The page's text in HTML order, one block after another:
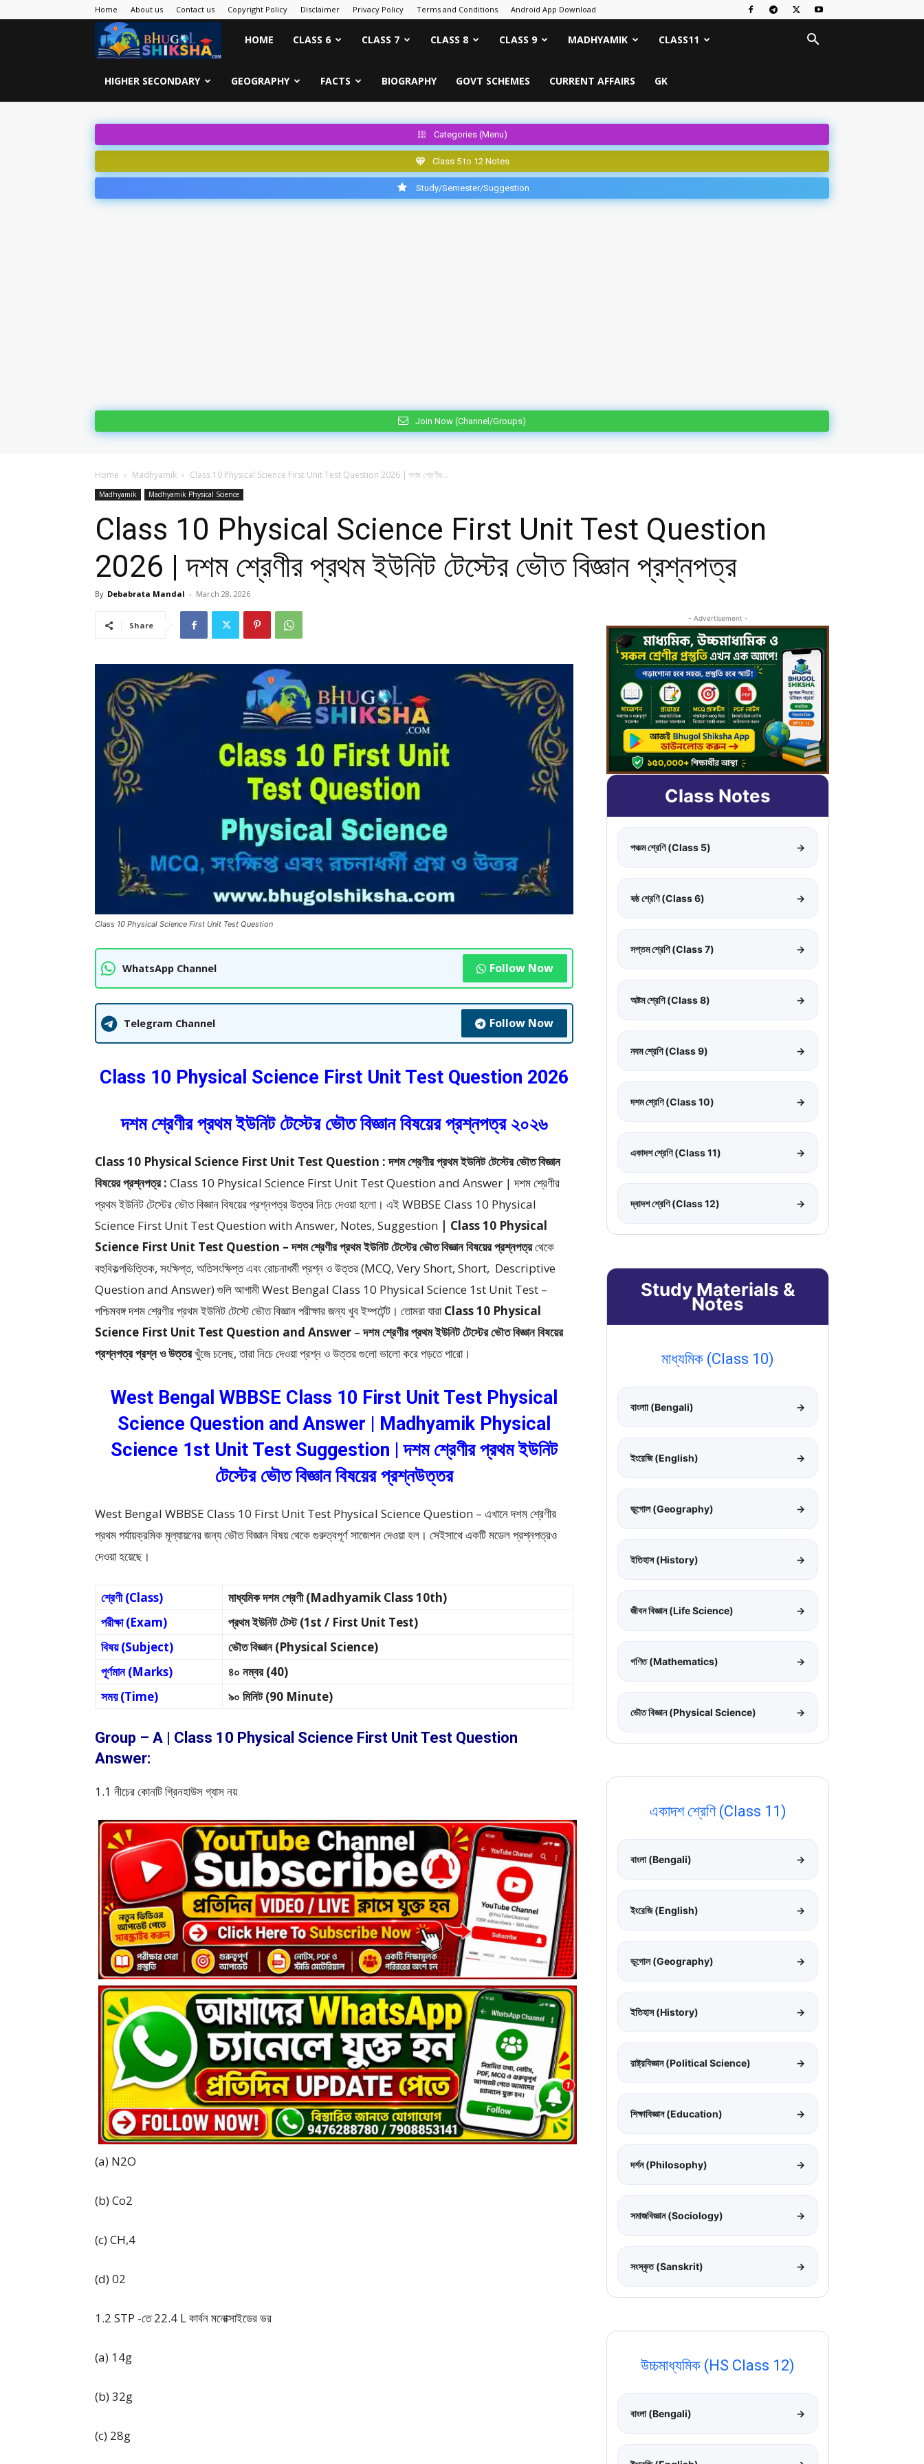
Home About us Contact us Copyright Policy Disclaimer Privacy Policy Terms and Conditions Android App Download
Bhugol
Shiksha
HOME CLASS 6 CLASS 7 CLASS 8 CLASS 9 MADHYAMIK CLASS11
HIGHER SECONDARY GEOGRAPHY FACTS BIOGRAPHY GOVT SCHEMES CURRENT AFFAIRS GK
Categories (Menu)
Class 5 to 12 Notes
Study/Semester/Suggestion
Join Now (Channel/Groups)
Home Madhyamik Class 10 Physical Science First Unit Test Question 2026 | দশম শ্রেণীর...
Madhyamik Madhyamik Physical Science
Class 10 Physical Science First Unit Test Question
2026 | দশম শ্রেণীর প্রথম ইউনিট টেস্টের ভৌত বিজ্ঞান প্রশ্নপত্র
By Debabrata Mandal - March 28, 2026
Share
Class 10 Physical Science First Unit Test Question
WhatsApp Channel Follow Now
Telegram Channel Follow Now
Class 10 Physical Science First Unit Test Question 2026
দশম শ্রেণীর প্রথম ইউনিট টেস্টের ভৌত বিজ্ঞান বিষয়ের প্রশ্নপত্র ২০২৬
Class 10 Physical Science First Unit Test Question : দশম শ্রেণীর প্রথম ইউনিট টেস্টের ভৌত বিজ্ঞান
বিষয়ের প্রশ্নপত্র : Class 10 Physical Science First Unit Test Question and Answer | দশম শ্রেণীর
প্রথম ইউনিট টেস্টের ভৌত বিজ্ঞান বিষয়ের প্রশ্নপত্র উত্তরনিচে দেওয়া হলো। এই WBBSE Class 10 Physical
Science First Unit Test Question with Answer, Notes, Suggestion | Class 10 Physical
Science First Unit Test Question – দশম শ্রেণীর প্রথম ইউনিট টেস্টের ভৌত বিজ্ঞান বিষয়ের প্রশ্নপত্রথেকে
বহুবিকল্পভিত্তিক, সংক্ষিপ্ত, অতিসংক্ষিপ্ত এবং রোচনাধর্মী প্রশ্ন ও উত্তর (MCQ, Very Short, Short, Descriptive
Question and Answer)গুলি আগামী West Bengal Class 10 Physical Science 1st Unit Test –
পশ্চিমবঙ্গ দশম শ্রেণীর প্রথম ইউনিট টেস্টে ভৌত বিজ্ঞান পরীক্ষার জন্য খুব ইম্পর্টেন্ট। তোমরা যারাClass 10 Physical
Science First Unit Test Question and Answer –দশম শ্রেণীর প্রথম ইউনিট টেস্টের ভৌত বিজ্ঞান বিষয়ের
প্রশ্নপত্র প্রশ্ন ও উত্তরখুঁজে চলেছ, তারা নিচে দেওয়া প্রশ্ন ও উত্তর গুলো ভালো করে পড়তে পারো।
West Bengal WBBSE Class 10 First Unit Test Physical
Science Question and Answer | Madhyamik Physical
Science 1st Unit Test Suggestion | দশম শ্রেণীর প্রথম ইউনিট
টেস্টের ভৌত বিজ্ঞান বিষয়ের প্রশ্নউত্তর
West Bengal WBBSE Class 10 First Unit Test Physical Science Question – এখানে দশম শ্রেণীর
প্রথম পর্যায়ক্রমিক মূল্যায়নের জন্য ভৌত বিজ্ঞান বিষয় থেকে গুরুত্বপূর্ণ সাজেশন দেওয়া হল। সেইসাথে একটি মডেল প্রশ্নপত্রও
দেওয়া হয়েছে।
শ্রেণী (Class)
মাধ্যমিক দশম শ্রেণী (Madhyamik Class 10th)
পরীক্ষা (Exam)
প্রথম ইউনিট টেস্ট (1st / First Unit Test)
বিষয় (Subject)
ভৌত বিজ্ঞান (Physical Science)
পূর্ণমান (Marks)
৪০ নম্বর (40)
সময় (Time)
৯০ মিনিট (90 Minute)
Group – A | Class 10 Physical Science First Unit Test Question
Answer:
1.1 নীচের কোনটি গ্রিনহাউস গ্যাস নয়
(a) N2O
(b) Co2
(c) CH,4
(d) 02
1.2 STP -তে 22.4 L কার্বন মনােক্সাইডের ভর
(a) 14g
(b) 32g
(c) 28g
- Advertisement -
Class Notes
পঞ্চম শ্রেণি (Class 5) →
ষষ্ঠ শ্রেণি (Class 6) →
সপ্তম শ্রেণি (Class 7) →
অষ্টম শ্রেণি (Class 8) →
নবম শ্রেণি (Class 9) →
দশম শ্রেণি (Class 10) →
একাদশ শ্রেণি (Class 11) →
দ্বাদশ শ্রেণি (Class 12) →
Study Materials &
Notes
মাধ্যমিক (Class 10)
বাংলাা (Bengali) →
ইংরেজি (English) →
ভূগোল (Geography) →
ইতিহাস (History) →
জীবন বিজ্ঞান (Life Science) →
গণিত (Mathematics) →
ভৌত বিজ্ঞান (Physical Science) →
একাদশ শ্রেণি (Class 11)
বাংলা (Bengali) →
ইংরেজি (English) →
ভূগোল (Geography) →
ইতিহাস (History) →
রাষ্ট্রবিজ্ঞান (Political Science) →
শিক্ষাবিজ্ঞান (Education) →
দর্শন (Philosophy) →
সমাজবিজ্ঞান (Sociology) →
সংস্কৃত (Sanskrit) →
উচ্চমাধ্যমিক (HS Class 12)
বাংলা (Bengali) →